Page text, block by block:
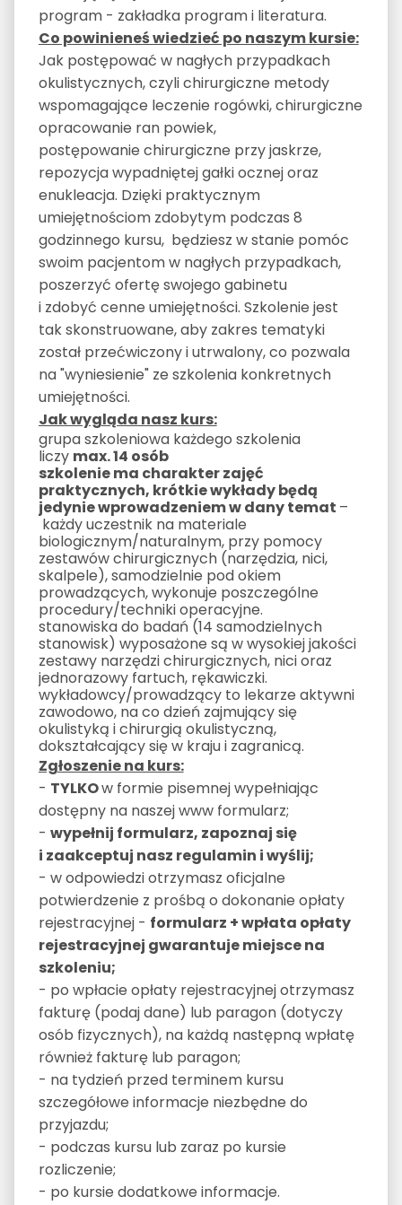
program - zakładka program i literatura.
Co powinieneś wiedzieć po naszym kursie:
Jak postępować w nagłych przypadkach
okulistycznych, czyli chirurgiczne metody
wspomagające leczenie rogówki, chirurgiczne
opracowanie ran powiek,
postępowanie chirurgiczne przy jaskrze,
repozycja wypadniętej gałki ocznej oraz
enukleacja. Dzięki praktycznym
umiejętnościom zdobytym podczas 8
godzinnego kursu, będziesz w stanie pomóc
swoim pacjentom w nagłych przypadkach,
poszerzyć ofertę swojego gabinetu
i zdobyć cenne umiejętności. Szkolenie jest
tak skonstruowane, aby zakres tematyki
został przećwiczony i utrwalony, co pozwala
na "wyniesienie" ze szkolenia konkretnych
umiejętności.
Jak wygląda nasz kurs:
grupa szkoleniowa każdego szkolenia
liczy max. 14 osób
szkolenie ma charakter zajęć
praktycznych, krótkie wykłady będą
jedynie wprowadzeniem w dany temat –
każdy uczestnik na materiale
biologicznym/naturalnym, przy pomocy
zestawów chirurgicznych (narzędzia, nici,
skalpele), samodzielnie pod okiem
prowadzących, wykonuje poszczególne
procedury/techniki operacyjne.
stanowiska do badań (14 samodzielnych
stanowisk) wyposażone są w wysokiej jakości
zestawy narzędzi chirurgicznych, nici oraz
jednorazowy fartuch, rękawiczki.
wykładowcy/prowadzący to lekarze aktywni
zawodowo, na co dzień zajmujący się
okulistyką i chirurgią okulistyczną,
dokształcający się w kraju i zagranicą.
Zgłoszenie na kurs:
- TYLKOw formie pisemnej wypełniając
dostępny na naszej www formularz;
- wypełnij formularz, zapoznaj się
i zaakceptuj nasz regulamin i wyślij;
- w odpowiedzi otrzymasz oficjalne
potwierdzenie z prośbą o dokonanie opłaty
rejestracyjnej - formularz + wpłata opłaty
rejestracyjnej gwarantuje miejsce na
szkoleniu;
- po wpłacie opłaty rejestracyjnej otrzymasz
fakturę (podaj dane) lub paragon (dotyczy
osób fizycznych), na każdą następną wpłatę
również fakturę lub paragon;
- na tydzień przed terminem kursu
szczegółowe informacje niezbędne do
przyjazdu;
- podczas kursu lub zaraz po kursie
rozliczenie;
- po kursie dodatkowe informacje.